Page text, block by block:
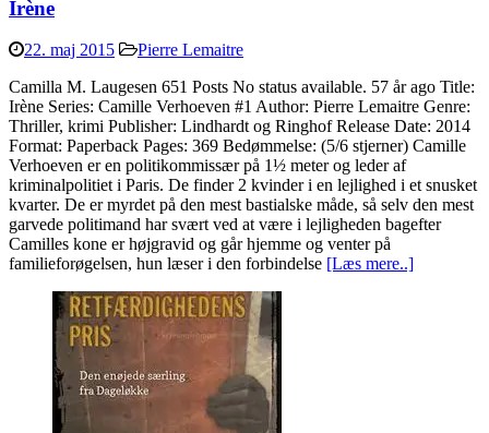
Irène
22. maj 2015
Pierre Lemaitre
Camilla M. Laugesen 651 Posts No status available. 57 år ago Title:
Irène Series: Camille Verhoeven #1 Author: Pierre Lemaitre Genre:
Thriller, krimi Publisher: Lindhardt og Ringhof Release Date: 2014
Format: Paperback Pages: 369 Bedømmelse: (5/6 stjerner) Camille
Verhoeven er en politikommissær på 1½ meter og leder af
kriminalpolitiet i Paris. De finder 2 kvinder i en lejlighed i et snusket
kvarter. De er myrdet på den mest bastialske måde, så selv den mest
garvede politimand har svært ved at være i lejligheden bagefter
Camilles kone er højgravid og går hjemme og venter på
familieforøgelsen, hun læser i den forbindelse [Læs mere..]